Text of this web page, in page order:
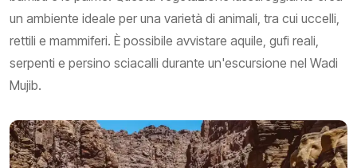
un ambiente ideale per una varietà di animali, tra cui uccelli,
rettili e mammiferi. È possibile avvistare aquile, gufi reali,
serpenti e persino sciacalli durante un'escursione nel Wadi
Mujib.